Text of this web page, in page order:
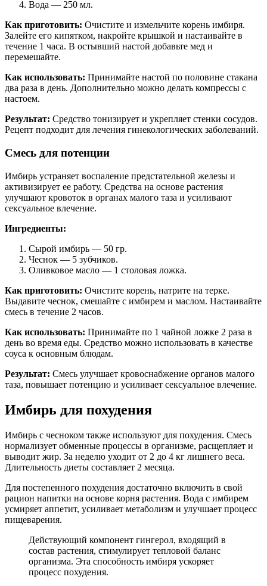
Вода — 250 мл.
Как приготовить: Очистите и измельчите корень имбиря.
Залейте его кипятком, накройте крышкой и настаивайте в
течение 1 часа. В остывший настой добавьте мед и
перемешайте.
Как использовать: Принимайте настой по половине стакана
два раза в день. Дополнительно можно делать компрессы с
настоем.
Результат: Средство тонизирует и укрепляет стенки сосудов.
Рецепт подходит для лечения гинекологических заболеваний.
Смесь для потенции
Имбирь устраняет воспаление предстательной железы и
активизирует ее работу. Средства на основе растения
улучшают кровоток в органах малого таза и усиливают
сексуальное влечение.
Ингредиенты:
Сырой имбирь — 50 гр.
Чеснок — 5 зубчиков.
Оливковое масло — 1 столовая ложка.
Как приготовить: Очистите корень, натрите на терке.
Выдавите чеснок, смешайте с имбирем и маслом. Настаивайте
смесь в течение 2 часов.
Как использовать: Принимайте по 1 чайной ложке 2 раза в
день во время еды. Средство можно использовать в качестве
соуса к основным блюдам.
Результат: Смесь улучшает кровоснабжение органов малого
таза, повышает потенцию и усиливает сексуальное влечение.
Имбирь для похудения
Имбирь с чесноком также используют для похудения. Смесь
нормализует обменные процессы в организме, расщепляет и
выводит жир. За неделю уходит от 2 до 4 кг лишнего веса.
Длительность диеты составляет 2 месяца.
Для постепенного похудения достаточно включить в свой
рацион напитки на основе корня растения. Вода с имбирем
усмиряет аппетит, усиливает метаболизм и улучшает процесс
пищеварения.
Действующий компонент гингерол, входящий в
состав растения, стимулирует тепловой баланс
организма. Эта способность имбиря ускоряет
процесс похудения.